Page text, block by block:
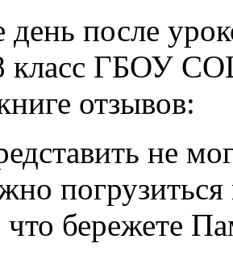
день после
класс ГБОУ
отзывов:
не
бережете